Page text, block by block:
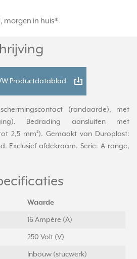
morgen in huis*
Productdatablad
(randaarde), met
Bedrading aansluiten met
2,5 mm²). Gemaakt van Duroplast:
Exclusief afdekraam. Serie: A-range,
Waarde
16 Ampère (A)
250 Volt (V)
Inbouw (stucwerk)